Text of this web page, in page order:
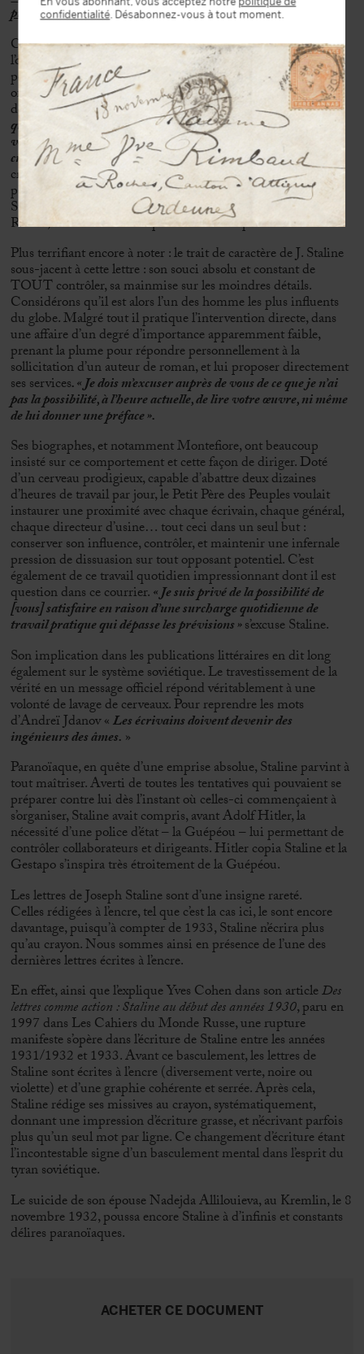
pression »
Ce qui apparait très nettement en effet dans cette lettre c’est
l’œuvre de propagande menée par Staline pour servir sa
personne et son régime. En offrant son soutien à un message
officiel, et en proposant, comme on peut le lire la suppression
de toute personne opposée et de toute voix dissidente :«En ce
qui concerne l’accélération de la sortie de « Hydrocentale » et
votre protection contre les attaques hors de mesure d’une
critique « critique » – alors je le ferai sans faute».La « critique
critique » ne doit pas exister en URSS ! Cette lettre illustre
parfaitement l’organisation mise en place et contrôlée par
Staline pour la suppression des libertés fondamentales en
Russie, et de la liberté d’expression en tout premier lieu.
Plus terrifiant encore à noter : le trait de caractère de J. Staline
sous-jacent à cette lettre : son souci absolu et constant de
TOUT contrôler, sa mainmise sur les moindres détails.
Considérons qu’il est alors l’un des homme les plus influents
du globe. Malgré tout il pratique l’intervention directe, dans
une affaire d’un degré d’importance apparemment faible,
prenant la plume pour répondre personnellement à la
sollicitation d’un auteur de roman, et lui proposer directement
ses services. « Je dois m’excuser auprès de vous de ce que je n’ai
pas la possibilité, à l’heure actuelle, de lire votre œuvre, ni même
de lui donner une préface ».
Ses biographes, et notamment Montefiore, ont beaucoup
insisté sur ce comportement et cette façon de diriger. Doté
d’un cerveau prodigieux, capable d’abattre deux dizaines
d’heures de travail par jour, le Petit Père des Peuples voulait
instaurer une proximité avec chaque écrivain, chaque général,
chaque directeur d’usine… tout ceci dans un seul but :
conserver son influence, contrôler, et maintenir une infernale
pression de dissuasion sur tout opposant potentiel. C’est
également de ce travail quotidien impressionnant dont il est
question dans ce courrier.« Je suis privé de la possibilité de
[vous] satisfaire en raison d’une surcharge quotidienne de
travail pratique qui dépasse les prévisions »s’excuse Staline.
Son implication dans les publications littéraires en dit long
également sur le système soviétique. Le travestissement de la
vérité en un message officiel répond véritablement à une
volonté de lavage de cerveaux. Pour reprendre les mots
d’Andreï Jdanov «Les écrivains doivent devenir des
ingénieurs des âmes. »
Paranoïaque, en quête d’une emprise absolue, Staline parvint à
tout maîtriser. Averti de toutes les tentatives qui pouvaient se
préparer contre lui dès l’instant où celles-ci commençaient à
s’organiser, Staline avait compris, avant Adolf Hitler, la
nécessité d’une police d’état – la Guépéou – lui permettant de
contrôler collaborateurs et dirigeants. Hitler copia Staline et la
Gestapo s’inspira très étroitement de la Guépéou.
Les lettres de Joseph Staline sont d’une insigne rareté.
Celles rédigées à l’encre, tel que c’est la cas ici, le sont encore
davantage, puisqu’à compter de 1933, Staline n’écrira plus
qu’au crayon. Nous sommes ainsi en présence de l’une des
dernières lettres écrites à l’encre.
En effet, ainsi que l’explique Yves Cohen dans son articleDes
lettres comme action : Staline au début des années 1930, paru en
1997 dans Les Cahiers du Monde Russe, une rupture
manifeste s’opère dans l’écriture de Staline entre les années
1931/1932 et 1933. Avant ce basculement, les lettres de
Staline sont écrites à l’encre (diversement verte, noire ou
violette) et d’une graphie cohérente et serrée. Après cela,
Staline rédige ses missives au crayon, systématiquement,
donnant une impression d’écriture grasse, et n’écrivant parfois
plus qu’un seul mot par ligne. Ce changement d’écriture étant
l’incontestable signe d’un basculement mental dans l’esprit du
tyran soviétique.
Le suicide de son épouse Nadejda Allilouieva, au Kremlin, le 8
novembre 1932, poussa encore Staline à d’infinis et constants
délires paranoïaques.
ACHETER CE DOCUMENT
confidentialité. Désabonnez-vous à tout moment.